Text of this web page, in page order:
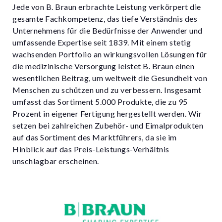
Jede von B. Braun erbrachte Leistung verkörpert die
gesamte Fachkompetenz, das tiefe Verständnis des
Unternehmens für die Bedürfnisse der Anwender und
umfassende Expertise seit 1839. Mit einem stetig
wachsenden Portfolio an wirkungsvollen Lösungen für
die medizinische Versorgung leistet B. Braun einen
wesentlichen Beitrag, um weltweit die Gesundheit von
Menschen zu schützen und zu verbessern. Insgesamt
umfasst das Sortiment 5.000 Produkte, die zu 95
Prozent in eigener Fertigung hergestellt werden. Wir
setzen bei zahlreichen Zubehör- und Eimalprodukten
auf das Sortiment des Marktführers, da sie im
Hinblick auf das Preis-Leistungs-Verhältnis
unschlagbar erscheinen.